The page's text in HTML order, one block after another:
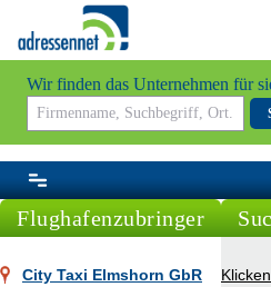
Wir finden das Unternehmen für
Flughafenzubringer
City Taxi Elmshorn GbR